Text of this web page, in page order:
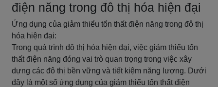
điện năng trong đô thị hóa hiện đại
Ứng dụng của giảm thiểu tổn thất điện năng trong đô thị
hóa hiện đại:
Trong quá trình đô thị hóa hiện đại, việc giảm thiểu tổn
thất điện năng đóng vai trò quan trọng trong việc xây
dựng các đô thị bền vững và tiết kiệm năng lượng. Dưới
đây là một số ứng dụng của giảm thiểu tổn thất điện